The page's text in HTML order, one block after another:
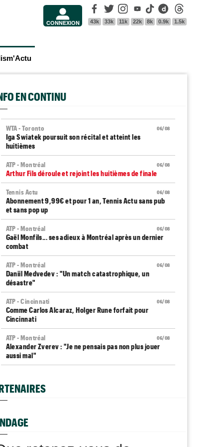
CONNEXION
Facebook
43k
Twitter
33k
Instagram
11k
Youtube
22k
Tik Tok
8k
Dailymotion
0.9k 1.5k
EN CONTINU
06/08
WTA - Toronto
Iga Swiatek poursuit son récital et atteint les
huitièmes
06/08
ATP - Montréal
Arthur Fils déroule et rejoint les huitièmes de finale
06/08
Tennis Actu
Abonnement 9,99€ et pour 1 an, Tennis Actu sans pub
et sans pop up
06/08
ATP - Montréal
Gaël Monfils... ses adieux à Montréal après un dernier
combat
06/08
ATP - Montréal
Daniil Medvedev : "Un match catastrophique, un
désastre"
06/08
ATP - Cincinnati
Comme Carlos Alcaraz, Holger Rune forfait pour
Cincinnati
06/08
ATP - Montréal
Alexander Zverev : "Je ne pensais pas non plus jouer
aussi mal"
mais..."
Auger-Aliassime, forfait : "Une douleur au niveau du
dos"